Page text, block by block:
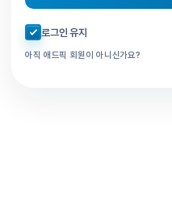
자동로그인 체크
로그인 유지
아직 애드픽 회원이 아니신가요?